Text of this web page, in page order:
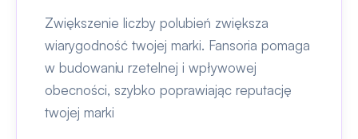
Zwiększenie liczby polubień zwiększa
wiarygodność twojej marki. Fansoria pomaga
w budowaniu rzetelnej i wpływowej
obecności, szybko poprawiając reputację
twojej marki